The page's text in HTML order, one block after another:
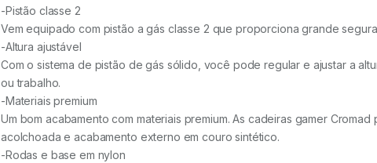
-Pistão classe 2
Vem equipado com pistão a gás classe 2 que proporciona grande
-Altura ajustável
Com o sistema de pistão de gás sólido, você pode regular e ajustar a
ou trabalho.
-Materiais premium
Um bom acabamento com materiais premium. As cadeiras gamer
acolchoada e acabamento externo em couro sintético.
-Rodas e base em nylon